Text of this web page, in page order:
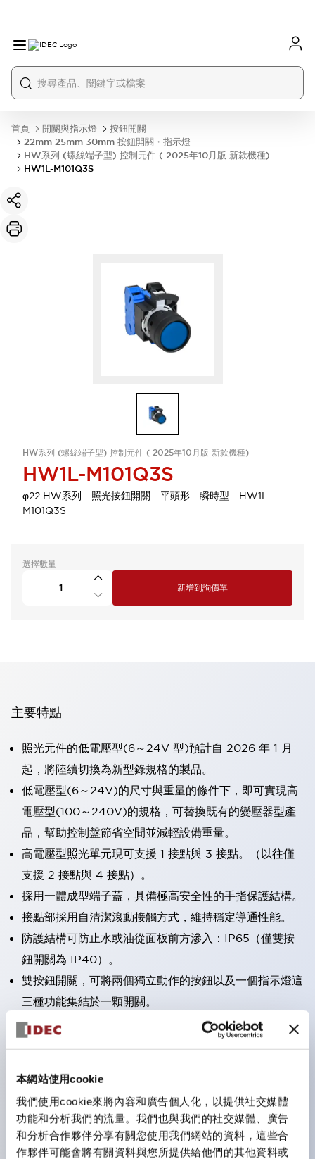
本網站使用cookie
我們使用cookie來將內容和廣告個人化，以提供社交媒體
功能和分析我們的流量。我們也與我們的社交媒體、廣告
和分析合作夥伴分享有關您使用我們網站的資料，這些合
作夥伴可能會將有關資料與您所提供給他們的其他資料或
首頁 開關與指示燈
按鈕開關
22mm 25mm 30mm 按鈕開關・指示燈
HW系列 (螺絲端子型) 控制元件 ( 2025年10月版 新款機種)
HW1L-M101Q3S
HW系列 (螺絲端子型) 控制元件 ( 2025年10月版 新款機種)
HW1L-M101Q3S
φ22 HW系列 照光按鈕開關 平頭形 瞬時型 HW1L-
M101Q3S
選擇數量
新增到詢價單
主要特點
照光元件的低電壓型(6～24V 型)預計自 2026 年 1 月
起，將陸續切換為新型錄規格的製品。
低電壓型(6～24V)的尺寸與重量的條件下，即可實現高
電壓型(100～240V)的規格，可替換既有的變壓器型產
品，幫助控制盤節省空間並減輕設備重量。
高電壓型照光單元現可支援 1 接點與 3 接點。（以往僅
支援 2 接點與 4 接點）。
採用一體成型端子蓋，具備極高安全性的手指保護結構。
接點部採用自清潔滾動接觸方式，維持穩定導通性能。
防護結構可防止水或油從面板前方滲入：IP65（僅雙按
鈕開關為 IP40）。
雙按鈕開關，可將兩個獨立動作的按鈕以及一個指示燈這
三種功能集結於一顆開關。
完整支援全球各地需求的多種電壓規格。
顏色。
支援色彩通用設計（CUD）：可清楚辨識正方平頭形指
示燈的亮燈/熄燈狀態，以及點燈時的顏色識別。
符合 ISO 3864-4 安全色規範：在危險或緊急狀況下，